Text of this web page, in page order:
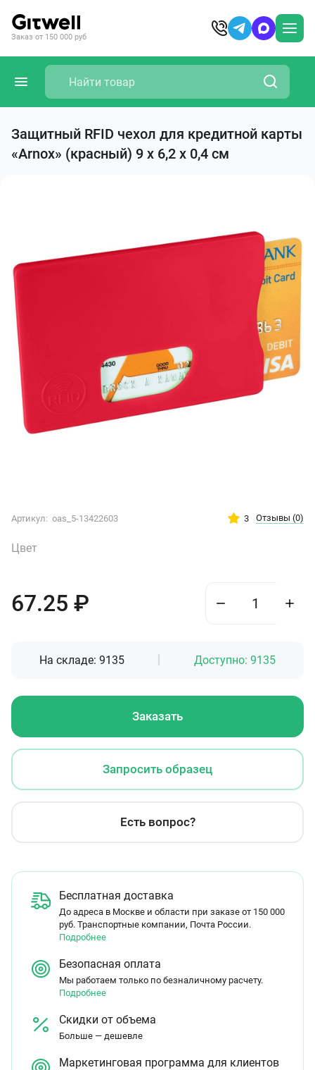
Заказ от 150 000 руб
Защитный RFID чехол для кредитной карты
«Arnox» (красный) 9 х 6,2 х 0,4 см
Артикул: oas_5-13422603 3 Отзывы (0)
Цвет
67.25 ₽
На складе:9135 Доступно: 9135
Заказать
Запросить образец
Есть вопрос?
Бесплатная доставка
До адреса в Москве и области при заказе от 150 000
руб. Транспортные компании, Почта России.
Подробнее
Безопасная оплата
Мы работаем только по безналичному расчету.
Подробнее
Скидки от объема
Больше — дешевле
Маркетинговая программа для клиентов